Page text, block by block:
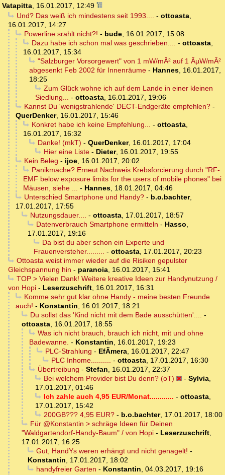
Vatapitta, 16.01.2017, 12:49
Und? Das weiß ich mindestens seit 1993.... - ottoasta,
16.01.2017, 14:27
Powerline srahlt nicht?! - bude, 16.01.2017, 15:08
Dazu habe ich schon mal was geschrieben.... - ottoasta,
16.01.2017, 15:34
"Salzburger Vorsorgewert" von 1 mW/mÂ² auf 1 ÂµW/mÂ²
abgesenkt Feb 2002 für Innenräume - Hannes, 16.01.2017,
18:25
Zum Glück wohne ich auf dem Lande in einer kleinen
Siedlung... - ottoasta, 16.01.2017, 19:06
Kannst Du 'wenigstrahlende' DECT-Endgeräte empfehlen?-
QuerDenker, 16.01.2017, 15:46
Konkret habe ich keine Empfehlung... - ottoasta,
16.01.2017, 16:32
Danke! (mkT) - QuerDenker, 16.01.2017, 17:04
Hier eine Liste- Dieter, 16.01.2017, 19:55
Kein Beleg - ijoe, 16.01.2017, 20:02
Panikmache? Erneut Nachweis Krebsforcierung durch "RF-
EMF below exposure limits for the users of mobile phones" bei
Mäusen, siehe ... - Hannes, 18.01.2017, 04:46
Unterschied Smartphone und Handy?- b.o.bachter,
17.01.2017, 17:55
Nutzungsdauer.... - ottoasta, 17.01.2017, 18:57
Datenverbrauch Smartphone ermitteln - Hasso,
17.01.2017, 19:16
Da bist du aber schon ein Experte und
Frauenversteher......... - ottoasta, 17.01.2017, 20:23
Ottoasta weist immer wieder auf die Risiken gepulster
Gleichspannung hin - paranoia, 16.01.2017, 15:41
TOP > Vielen Dank! Weitere kreative Ideen zur Handynutzung /
von Hopi - Leserzuschrift, 16.01.2017, 16:31
Komme sehr gut klar ohne Handy - meine besten Freunde
auch! - Konstantin, 16.01.2017, 18:21
Du sollst das 'Kind nicht mit dem Bade ausschütten'.... -
ottoasta, 16.01.2017, 18:55
Was ich nicht brauch, brauch ich nicht, mit und ohne
Badewanne. - Konstantin, 16.01.2017, 19:23
PLC-Strahlung - EfÃ­mera, 16.01.2017, 22:47
PLC Inhome.......... - ottoasta, 17.01.2017, 16:30
Übertreibung - Stefan, 16.01.2017, 22:37
Bei welchem Provider bist Du denn? (oT)
- Sylvia,
17.01.2017, 01:46
Ich zahle auch 4,95 EUR/Monat............ - ottoasta,
17.01.2017, 15:42
200GB??? 4,95 EUR?- b.o.bachter, 17.01.2017, 18:00
Für @Konstantin > schräge Ideen für Deinen
"Waldgartendorf-Handy-Baum" / von Hopi - Leserzuschrift,
17.01.2017, 16:25
Gut, HandYs weren erhängt und nicht genagelt! -
Konstantin, 17.01.2017, 18:02
handyfreier Garten - Konstantin, 04.03.2017, 19:16